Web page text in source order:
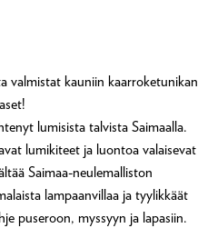
102,60 €
€
valmistat kauniin kaarroketunikan
lumisista talvista Saimaalla.
lumikiteet ja luontoa valaisevat
Saimaa-neulemalliston
lampaanvillaa ja tyylikkäät
puseroon, myssyyn ja lapasiin.